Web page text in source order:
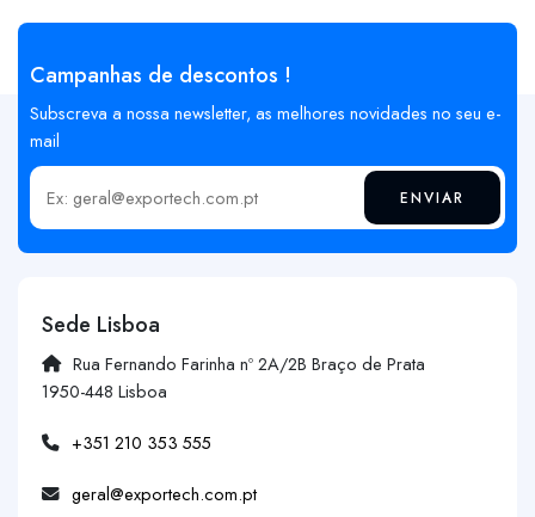
Campanhas de descontos !
Subscreva a nossa newsletter, as melhores novidades no seu e-
mail
Insira o seu email ENVIAR
Sede Lisboa
Rua Fernando Farinha nº 2A/2B Braço de Prata
1950-448 Lisboa
+351 210 353 555
geral@exportech.com.pt